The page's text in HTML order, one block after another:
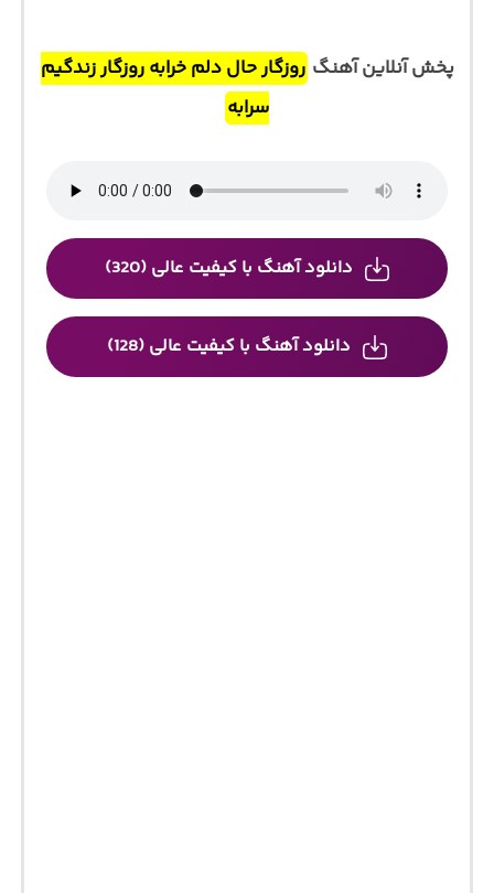
پخش آنلاین آهنگ روزگار حال دلم خرابه روزگار زندگیم
سرابه
دانلود آهنگ با کیفیت عالی (320)
دانلود آهنگ با کیفیت عالی (128)